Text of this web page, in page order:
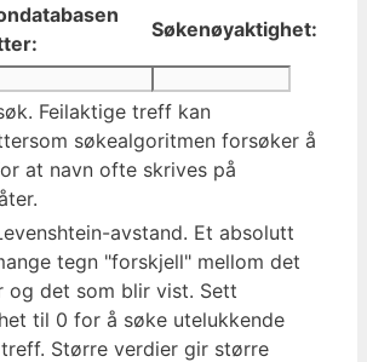
Søkenøyaktighet:
Feilaktige treff kan
søkealgoritmen forsøker å
at navn ofte skrives på
avstand. Et absolutt
tegn "forskjell" mellom det
og det som blir vist. Sett
til 0 for å søke utelukkende
Større verdier gir større